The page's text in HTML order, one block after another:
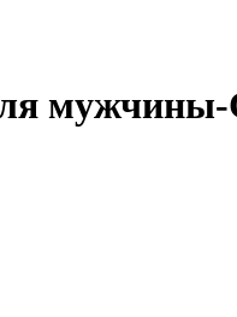
мужчины-